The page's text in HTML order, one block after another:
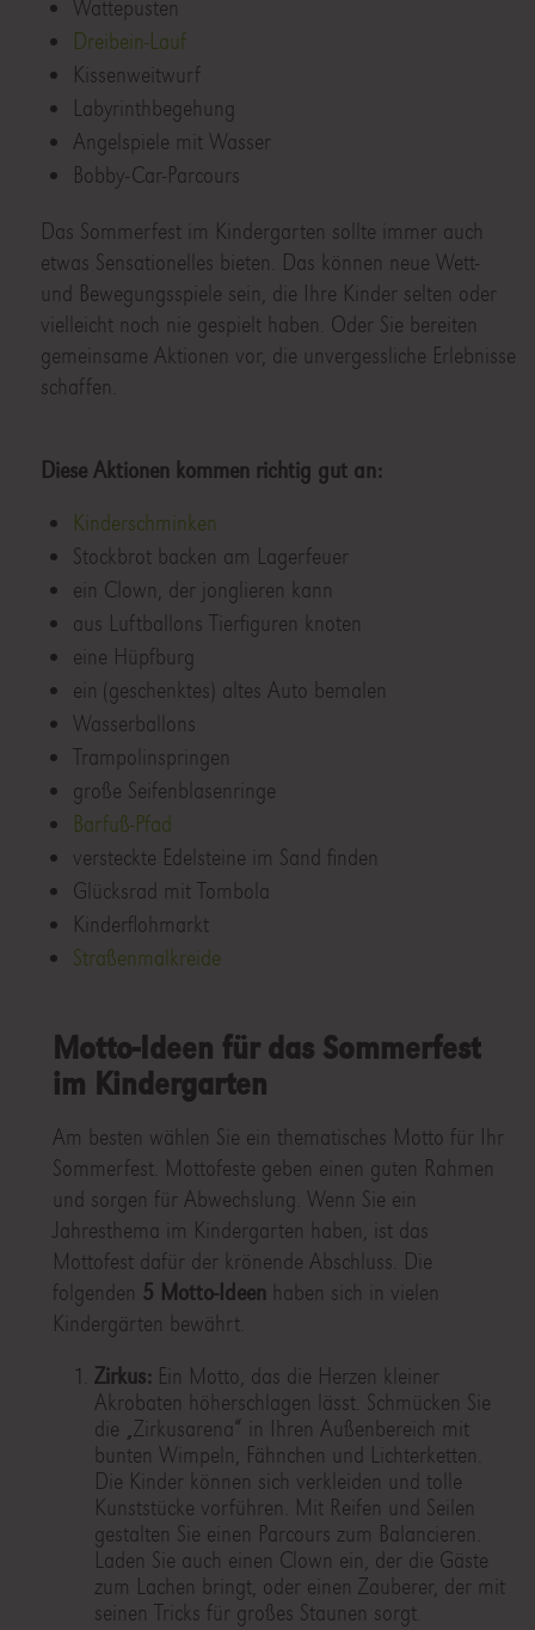
Wattepusten
Dreibein-Lauf
Kissenweitwurf
Labyrinthbegehung
Angelspiele mit Wasser
Bobby-Car-Parcours
Das Sommerfest im Kindergarten sollte immer auch
etwas Sensationelles bieten. Das können neue Wett-
und Bewegungsspiele sein, die Ihre Kinder selten oder
vielleicht noch nie gespielt haben. Oder Sie bereiten
gemeinsame Aktionen vor, die unvergessliche Erlebnisse
schaffen.
Diese Aktionen kommen richtig gut an:
Kinderschminken
Stockbrot backen am Lagerfeuer
ein Clown, der jonglieren kann
aus Luftballons Tierfiguren knoten
eine Hüpfburg
ein (geschenktes) altes Auto bemalen
Wasserballons
Trampolinspringen
große Seifenblasenringe
Barfuß-Pfad
versteckte Edelsteine im Sand finden
Glücksrad mit Tombola
Kinderflohmarkt
Straßenmalkreide
Motto-Ideen für das Sommerfest
im Kindergarten
Am besten wählen Sie ein thematisches Motto für Ihr
Sommerfest. Mottofeste geben einen guten Rahmen
und sorgen für Abwechslung. Wenn Sie ein
Jahresthema im Kindergarten haben, ist das
Mottofest dafür der krönende Abschluss. Die
folgenden 5 Motto-Ideen haben sich in vielen
Kindergärten bewährt.
Zirkus:Ein Motto, das die Herzen kleiner
Akrobaten höherschlagen lässt. Schmücken Sie
die „Zirkusarena“ in Ihren Außenbereich mit
bunten Wimpeln, Fähnchen und Lichterketten.
Die Kinder können sich verkleiden und tolle
Kunststücke vorführen. Mit Reifen und Seilen
gestalten Sie einen Parcours zum Balancieren.
Laden Sie auch einen Clown ein, der die Gäste
zum Lachen bringt, oder einen Zauberer, der mit
seinen Tricks für großes Staunen sorgt.